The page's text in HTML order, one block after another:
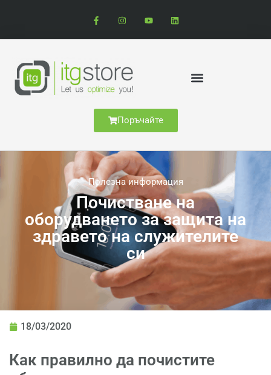
Поръчайте
Полезна информация
Почистване на
оборудването за защита на
здравето на служителите
си
18/03/2020
Как правилно да почистите